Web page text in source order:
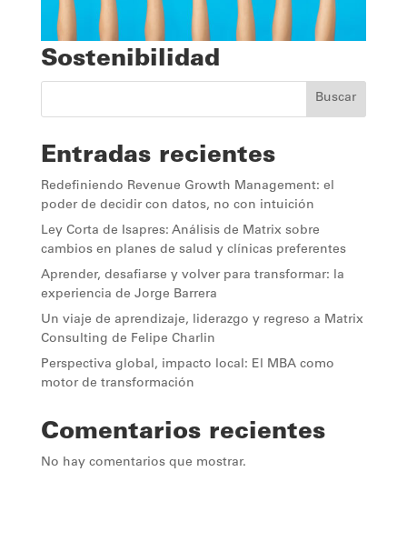
Sostenibilidad
Buscar
Entradas recientes
Redefiniendo Revenue Growth Management: el
poder de decidir con datos, no con intuición
Ley Corta de Isapres: Análisis de Matrix sobre
cambios en planes de salud y clínicas preferentes
Aprender, desafiarse y volver para transformar: la
experiencia de Jorge Barrera
Un viaje de aprendizaje, liderazgo y regreso a Matrix
Consulting de Felipe Charlin
Perspectiva global, impacto local: El MBA como
motor de transformación
Comentarios recientes
No hay comentarios que mostrar.